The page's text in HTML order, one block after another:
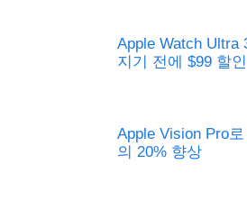
Apple Watch Ultra
지기 전에 $99 할인
Apple Vision Pro
의 20% 향상